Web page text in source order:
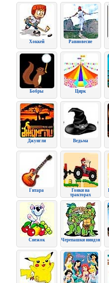
Хоккей Равновесие
Бобры Цирк
Джунгли Ведьма
Гитара
Гонки на
тракторах
Снежок Черепашки ниндзя